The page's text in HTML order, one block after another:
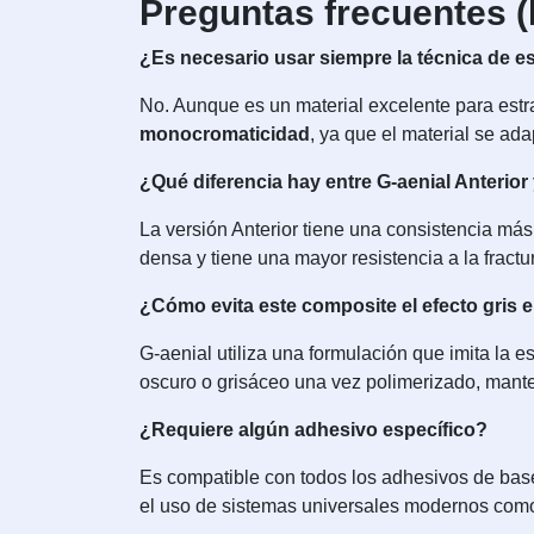
Preguntas frecuentes
¿Es necesario usar siempre la técnica de
No. Aunque es un material excelente para
monocromaticidad , ya que el material se
¿Qué diferencia hay entre G-aenial
La versión Anterior tiene una consistencia
densa y tiene una mayor resistencia a la
¿Cómo evita este composite el efecto gris
G-aenial utiliza una formulación que imita la
oscuro o grisáceo una vez polimerizado,
¿Requiere algún adhesivo específico?
Es compatible con todos los adhesivos de
el uso de sistemas universales modernos